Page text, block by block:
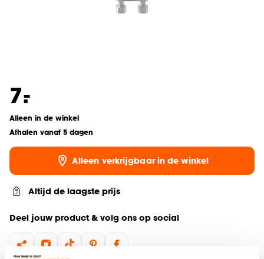
7.
-
Alleen in de winkel
Afhalen vanaf 5 dagen
Alleen verkrijgbaar in de winkel
Altijd de laagste prijs
Deel jouw product & volg ons op social